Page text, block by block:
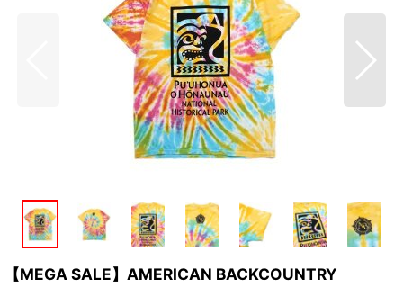
【MEGA SALE】AMERICAN BACKCOUNTRY